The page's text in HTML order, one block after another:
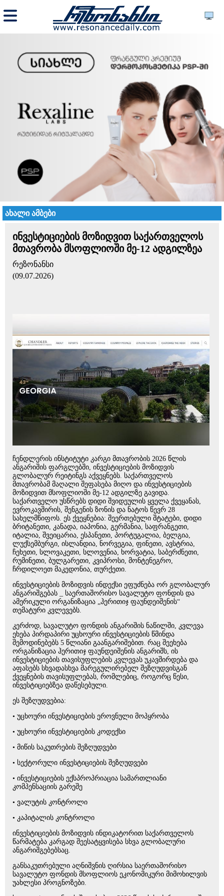
ახალი ამბები
ინვესტიციების მოზიდვით საქართველოს
მთავრობა მსოფლიოში მე-12 ადგილზეა
რეზონანსი
(09.07.2026)
ჩენდლერის ინსტიტუტი კარგი მთავრობის 2026 წლის
ანგარიშის ფარგლებში, ინვესტიციების მოზიდვის
გლობალურ რეიტინგს აქვეყნებს. საქართველოს
მთავრობამ მაღალი შეფასება მიღო და ინვესტიციების
მოზიდვით მსოფლიოში მე-12 ადგილზე გავიდა.
საქართველო უსწრებს დიდი შვიდეულის ყველა ქვეყანას,
ევროკავშირის, შენგენის ზონის და ნატოს წევრ 28
სახელმწიფოს. ეს ქვეყნებია: შეერთებული შტატები, დიდი
ბრიტანეთი, კანადა, იაპონია, გერმანია, საფრანგეთი,
იტალია, შვეიცარია, ესპანეთი, პორტუგალია, ბელგია,
ლუქსემბურგი, ისლანდია, ნორვეგია, ფინეთი, ავსტრია,
ჩეხეთი, სლოვაკეთი, სლოვენია, ხორვატია, საბერძნეთი,
რუმინეთი, ბულგარეთი, კვიპროსი, მონტენეგრო,
ჩრდილოეთ მაკედონია, თურქეთი.
ინვესტიციების მოზიდვის ინდექსი ეფუძნება ორ გლობალურ
ანგარიშგებას _ საერთაშორისო სავალუტო ფონდის და
ამერიკული ორგანიზაცია „ჰერითიჯ ფაუნდეიშენის“
თემატური კვლევებს.
კერძოდ, სავალუტო ფონდის ანგარიშის ნაწილში, კვლევა
ეხება პირდაპირი უცხოური ინვესტიციების წმინდა
შემოდინებებს 5 წლიანი გაანგარიშებით. რაც შეეხება
ორგანიზაცია ჰერითიჯ ფაუნდეიშენის ანგარიშს, ის
ინვესტიციების თავისუფლების კვლევას უკავშირდება და
აფასებს სხვადასხვა მარეგულირებელ შეზღუდვისგან
ქვეყნების თავისუფლებას, რომლებიც, როგორც წესი,
ინვესტიციებზეა დაწესებული.
ეს შეზღუდვებია:
• უცხოური ინვესტიციების ეროვნული მოპყრობა
• უცხოური ინვესტიციების კოდექსი
• მიწის საკუთრების შეზღუდვები
• სექტორული ინვესტიციების შეზღუდვები
• ინვესტიციების ექსპროპრიაცია სამართლიანი
კომპენსაციის გარეშე
• ვალუტის კონტროლი
• კაპიტალის კონტროლი
ინვესტიციების მოზიდვის ინდიკატორით საქართველოს
წარმატება კარგად შეესატყვისება სხვა გლობალური
ანგარიშგებებსაც.
განსაკუთრებული აღნიშვნის ღირსია საერთაშორისო
სავალუტო ფონდის მსოფლიოს ეკონომიკური მიმოხილვის
უახლესი პროგნოზები.